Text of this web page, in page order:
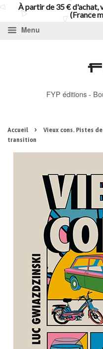
Menu
FYP éditions -
Accueil ›
Vieux cons. Pistes
transition
À partir de 35 € d'achat,
(France